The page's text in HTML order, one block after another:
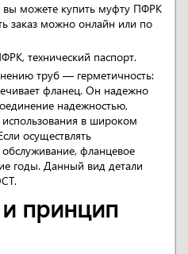
вы можете купить муфту ПФРК
заказ можно онлайн или по
технический паспорт.
труб — герметичность:
фланец. Он надежно
надежностью,
в широком
осуществлять
фланцевое
годы. Данный вид детали
принцип